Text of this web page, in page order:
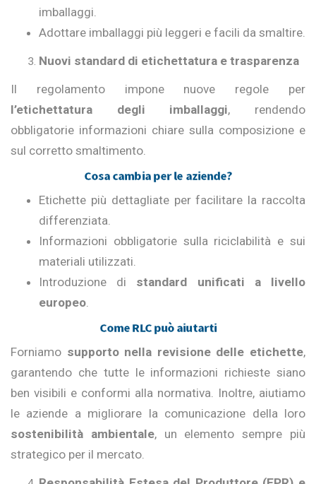
imballaggi.
Adottare imballaggi più leggeri e facili da smaltire.
Nuovi standard di etichettatura e trasparenza
Il regolamento impone nuove regole per
l’etichettatura degli imballaggi, rendendo
obbligatorie informazioni chiare sulla composizione e
sul corretto smaltimento.
Cosa cambia per le aziende?
Etichette più dettagliate per facilitare la raccolta
differenziata.
Informazioni obbligatorie sulla riciclabilità e sui
materiali utilizzati.
Introduzione di standard unificati a livello
europeo.
Come RLC può aiutarti
Forniamo supporto nella revisione delle etichette,
garantendo che tutte le informazioni richieste siano
ben visibili e conformi alla normativa. Inoltre, aiutiamo
le aziende a migliorare la comunicazione della loro
sostenibilità ambientale, un elemento sempre più
strategico per il mercato.